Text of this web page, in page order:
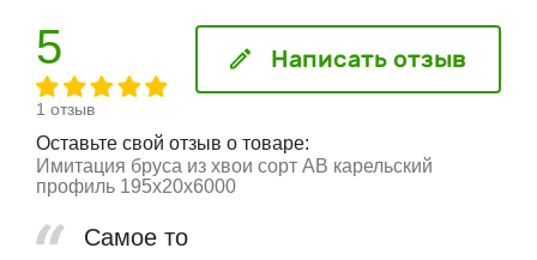
5
1 отзыв
Написать отзыв
Оставьте свой отзыв о товаре:
Имитация бруса из хвои сорт АВ карельский
профиль 195x20x6000
Самое то